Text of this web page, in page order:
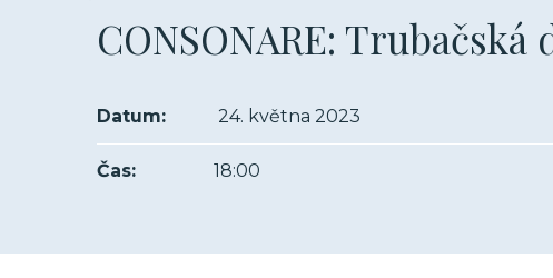
CONSONARE: Trubačská
Datum: 24. května 2023
Čas: 18:00